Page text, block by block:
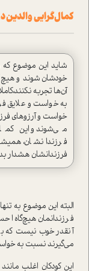
كمال‌گرايي والدين
شايد اين موضوع كه
خودشان شوند و
آن‌ها تجربه
به خواست و علايق
خواست و آرزوهاي
مي‌شوند و اين
فرزندانشان،
فرزندانشان هشدار
البته اين موضوع به
فرزندانمان هيچ‌گاه
آنقدر خوب نيست كه
مي‌گيرند نسبت به
اين كودكان اغلب